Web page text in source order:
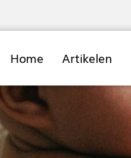
Home Artikelen